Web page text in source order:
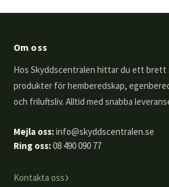
Om oss
Hos Skyddscentralen hittar du ett brett
produkter för hemberedskap,
och friluftsliv. Alltid med snabba
Mejla oss:info@skyddscentralen.se
Ring oss:08 490 090 77
Kontakta oss›